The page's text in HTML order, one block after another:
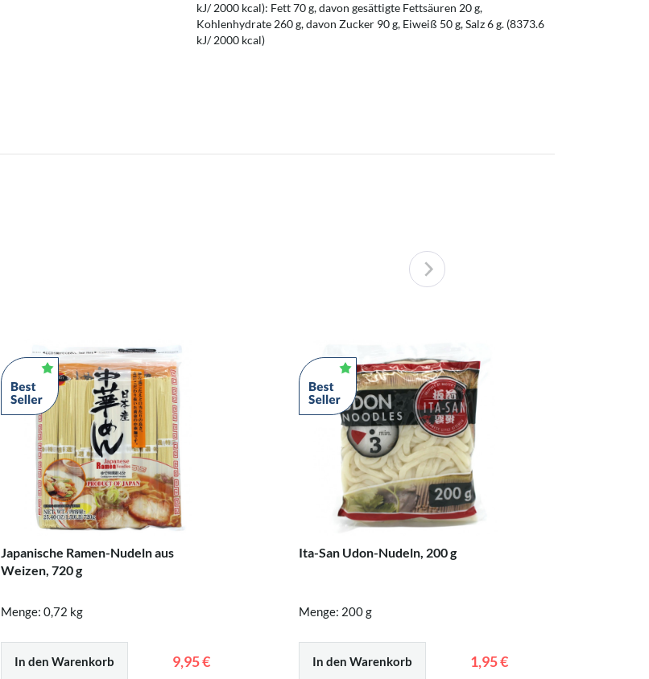
kJ/ 2000 kcal): Fett 70 g, davon gesättigte Fettsäuren 20 g,
Kohlenhydrate 260 g, davon Zucker 90 g, Eiweiß 50 g, Salz 6 g. (8373.6
kJ/ 2000 kcal)
Japanische Ramen-Nudeln aus
Weizen, 720 g
Menge: 0,72 kg
In den Warenkorb 9,95 €
Ita-San Udon-Nudeln, 200 g
Menge: 200 g
In den Warenkorb 1,95 €